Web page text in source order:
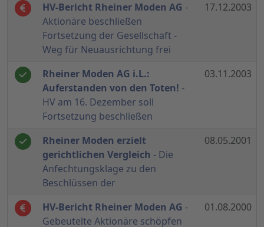
HV-Bericht Rheiner Moden AG -
Aktionäre beschließen
Fortsetzung der Gesellschaft -
Weg für Neuausrichtung frei
17.12.2003
Rheiner Moden AG i.L.:
Auferstanden von den Toten! -
HV am 16. Dezember soll
Fortsetzung beschließen
03.11.2003
Rheiner Moden erzielt
gerichtlichen Vergleich - Die
Anfechtungsklage zu den
Beschlüssen der
08.05.2001
HV-Bericht Rheiner Moden AG -
Gebeutelte Aktionäre schöpfen
01.08.2000